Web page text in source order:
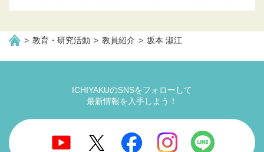
教育・研究活動 教員紹介 坂本 淑江
ICHIYAKUのSNSをフォローして
最新情報を入手しよう！